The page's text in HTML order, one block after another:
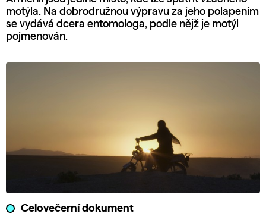
motýla. Na dobrodružnou výpravu za jeho polapením
se vydává dcera entomologa, podle nějž je motýl
pojmenován.
Celovečerní dokument